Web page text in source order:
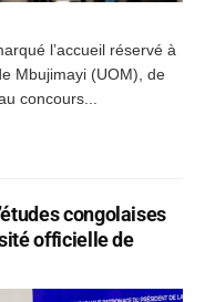
l’accueil réservé à
Mbujimayi (UOM), de
concours...
congolaises
officielle de